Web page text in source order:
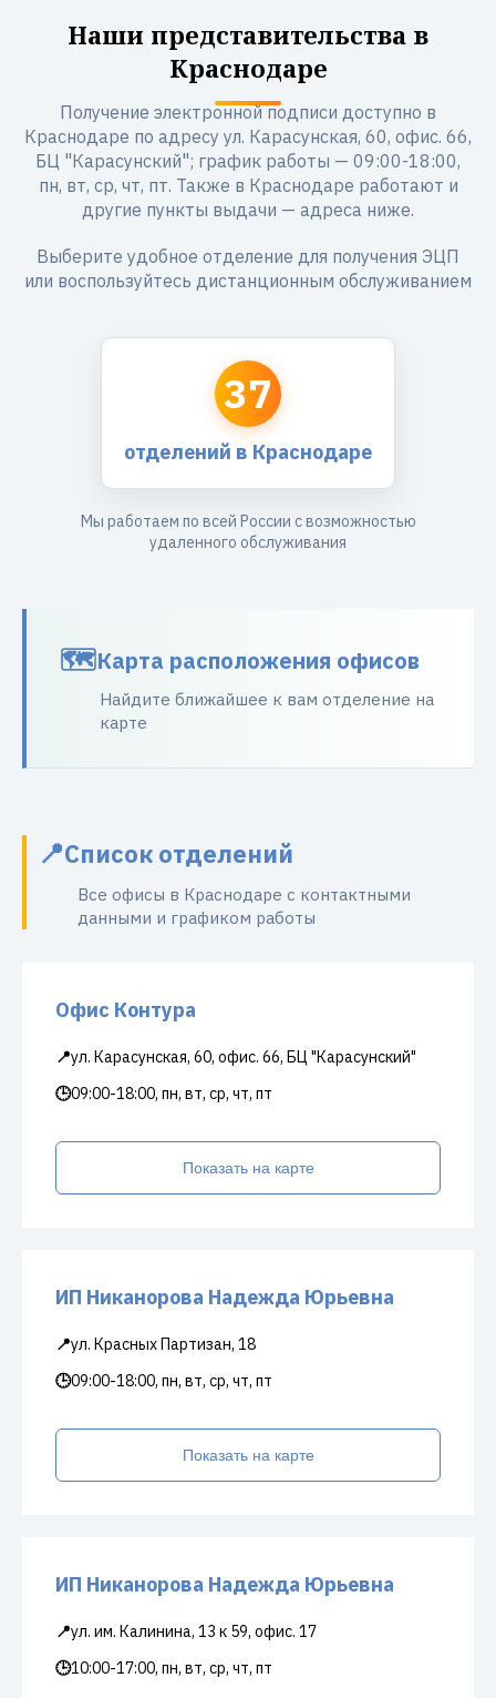
Наши представительства в
Краснодаре
Получение электронной подписи доступно в
Краснодаре по адресу ул. Карасунская, 60, офис. 66,
БЦ "Карасунский"; график работы — 09:00-18:00,
пн, вт, ср, чт, пт. Также в Краснодаре работают и
другие пункты выдачи — адреса ниже.
Выберите удобное отделение для получения ЭЦП
или воспользуйтесь дистанционным обслуживанием
37
отделений в Краснодаре
Мы работаем по всей России с возможностью
удаленного обслуживания
Карта расположения офисов
Найдите ближайшее к вам отделение на
карте
Список отделений
Все офисы в Краснодаре с контактными
данными и графиком работы
Офис Контура
📍ул. Карасунская, 60, офис. 66, БЦ "Карасунский"
🕒09:00-18:00, пн, вт, ср, чт, пт
Показать на карте
ИП Никанорова Надежда Юрьевна
📍ул. Красных Партизан, 18
🕒09:00-18:00, пн, вт, ср, чт, пт
Показать на карте
ИП Никанорова Надежда Юрьевна
📍ул. им. Калинина, 13 к 59, офис. 17
🕒10:00-17:00, пн, вт, ср, чт, пт